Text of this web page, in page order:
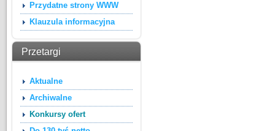
Przydatne strony WWW
Klauzula informacyjna
Przetargi
Aktualne
Archiwalne
Konkursy ofert